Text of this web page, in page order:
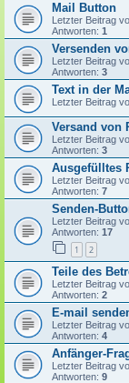
Mail Button
Letzter Beitrag
Antworten: 1
Versenden
Letzter Beitrag
Antworten: 3
Text in der
Letzter Beitrag
Versand von
Letzter Beitrag
Antworten: 3
Ausgefülltes
Letzter Beitrag
Antworten: 7
Senden-
Letzter Beitrag
Antworten: 17
1 2
Teile des
Letzter Beitrag
Antworten: 2
E-mail
Letzter Beitrag
Antworten: 4
Anfänger-
Letzter Beitrag
Antworten: 9